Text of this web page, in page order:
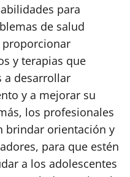
para
de salud
proporcionar
y terapias que
a desarrollar
y a mejorar su
los profesionales
brindar orientación y
para que estén
a los adolescentes